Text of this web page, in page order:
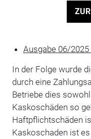
Ausgabe 06/2025
In der Folge wurde
durch eine
Betriebe dies
Kaskoschäden so
Haftpflichtschäden
Kaskoschaden ist